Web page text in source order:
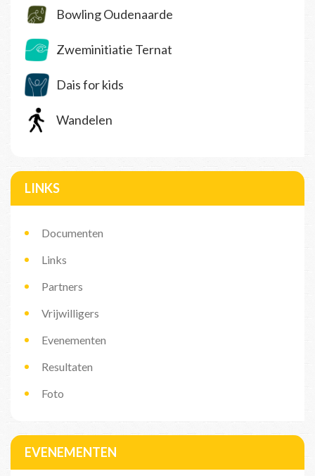
Bowling Oudenaarde
Zweminitiatie Ternat
Dais for kids
Wandelen
LINKS
Documenten
Links
Partners
Vrijwilligers
Evenementen
Resultaten
Foto
EVENEMENTEN